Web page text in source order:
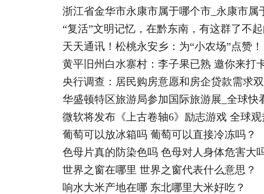
浙江省金华市永康市属于哪个市_永康市属
“复活”文明记忆，在黔东南，有这群了不
天天通讯！松桃永安乡：为“小农场”点赞！
黄平旧州白水寨村：李子果已熟 邀你来打
央行调查：居民购房意愿和房企贷款需求
华盛顿特区旅游局参加国际旅游展_全球快
微软将发布《上古卷轴6》励志游戏 全球观
葡萄可以放冰箱吗 葡萄可以直接冷冻吗？
色母片真的防染色吗 色母对人身体危害大
世界之窗在哪里 世界之窗代表什么意思？
响水大米产地在哪 东北哪里大米好吃？